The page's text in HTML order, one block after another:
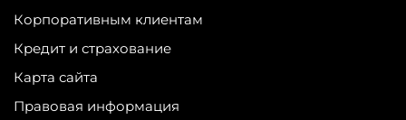
Корпоративным клиентам
Кредит и страхование
Карта сайта
Правовая информация